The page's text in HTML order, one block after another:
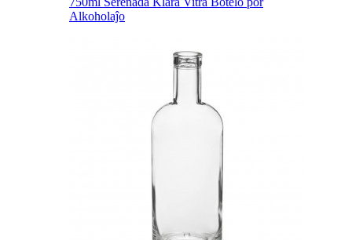
Alkoholaĵo